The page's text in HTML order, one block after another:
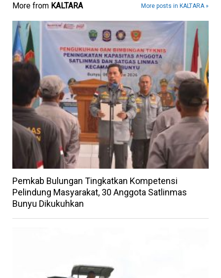
More from KALTARA More posts in KALTARA »
Pemkab Bulungan Tingkatkan Kompetensi
Pelindung Masyarakat, 30 Anggota Satlinmas
Bunyu Dikukuhkan